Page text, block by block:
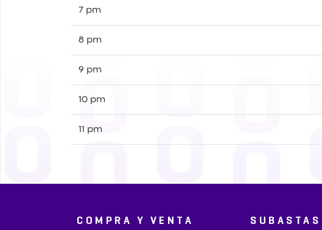
7 pm
8 pm
9 pm
10 pm
11 pm
COMPRA Y VENTA SUBASTAS